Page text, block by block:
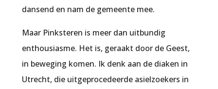
dansend en nam de gemeente mee.
Maar Pinksteren is meer dan uitbundig
enthousiasme. Het is, geraakt door de Geest,
in beweging komen. Ik denk aan de diaken in
Utrecht, die uitgeprocedeerde asielzoekers in